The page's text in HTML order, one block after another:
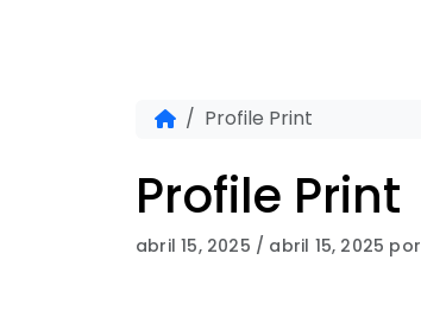
HomeProfile Print
Profile Print
abril 15, 2025 / abril 15, 2025 por